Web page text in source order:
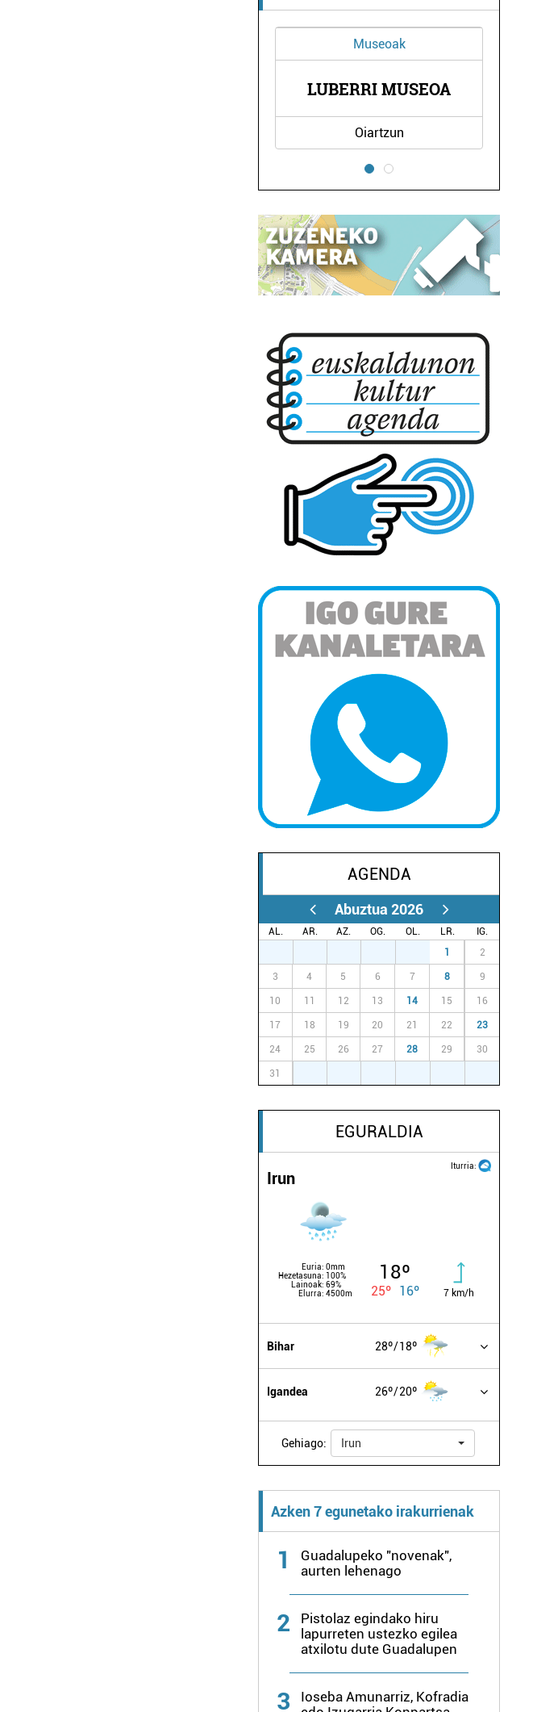
Museoak
LUBERRI MUSEOA
Oiartzun
AGENDA
Abuztua 2026
AL. AR. AZ. OG. OL. LR.
IG.
1 2
3 4 5 6 7 8 9
10 11 12 13 14 15 16
17 18 19 20 21 22 23
24 25 26 27 28 29 30
31
EGURALDIA
Iturria:
Irun
Euria: 0mm
Hezetasuna: 100%
Lainoak: 69%
Elurra: 4500m
18º
25º 16º 7 km/h
Bihar 28º 18º
Igandea 26º 20º
Gehiago: Irun
Azken 7 egunetako irakurrienak
1
Guadalupeko "novenak",
aurten lehenago
2
Pistolaz egindako hiru
lapurreten ustezko egilea
atxilotu dute Guadalupen
3
Ioseba Amunarriz, Kofradia